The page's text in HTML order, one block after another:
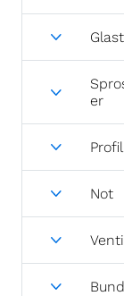
er
Profil
Not